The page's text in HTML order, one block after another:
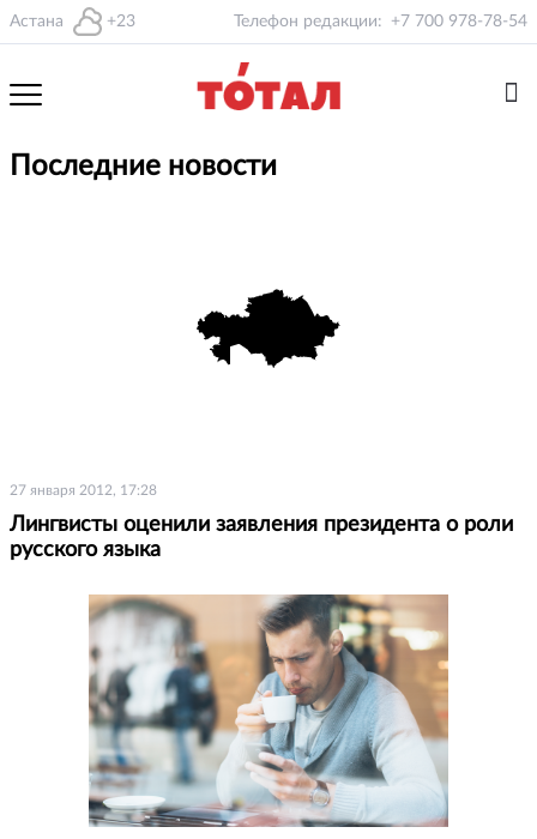
Астана +23 Телефон редакции: +7 700 978-78-54
Последние новости
27 января 2012, 17:28
Лингвисты оценили заявления президента о роли
русского языка